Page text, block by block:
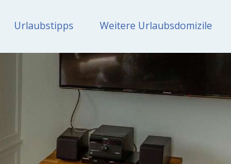
Urlaubstipps Weitere Urlaubsdomizile